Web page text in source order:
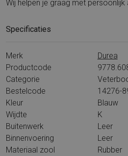
Wij helpen je graag met persoonlijk
Specificaties
Merk
Durea
Productcode
Categorie
Bestelcode
14276-
Kleur
Blauw
Wijdte
K
Buitenwerk
Leer
Binnenvoering
Leer
Materiaal zool
Rubber